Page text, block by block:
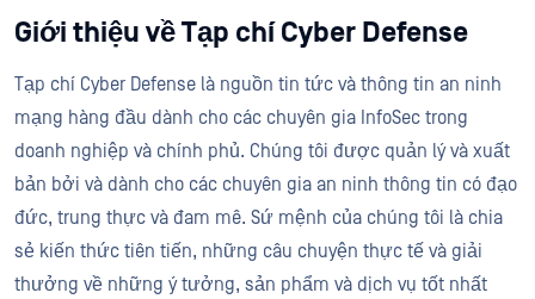
Giới thiệu về Tạp chí Cyber Defense
Tạp chí Cyber Defense là nguồn tin tức và thông tin an ninh
mạng hàng đầu dành cho các chuyên gia InfoSec trong
doanh nghiệp và chính phủ. Chúng tôi được quản lý và xuất
bản bởi và dành cho các chuyên gia an ninh thông tin có đạo
đức, trung thực và đam mê. Sứ mệnh của chúng tôi là chia
sẻ kiến thức tiên tiến, những câu chuyện thực tế và giải
thưởng về những ý tưởng, sản phẩm và dịch vụ tốt nhất